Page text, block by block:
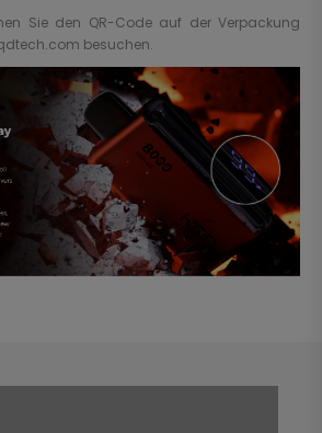
Sie den QR-Code auf der Verpackung
besuchen.